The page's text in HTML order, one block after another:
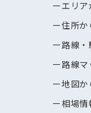
エリア
住所か
路線・
路線マ
地図か
相場情